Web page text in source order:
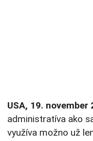
USA, 19. november
administratíva ako
využíva možno už